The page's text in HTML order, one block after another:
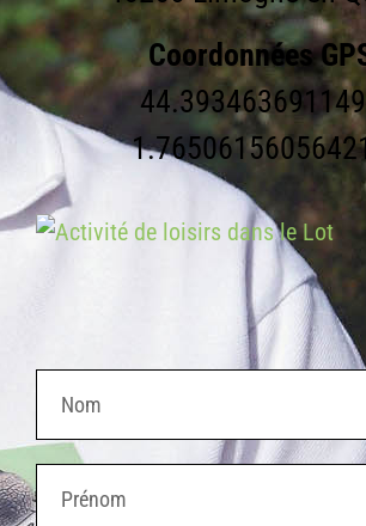
Coordonnées